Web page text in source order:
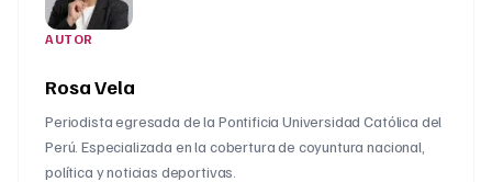
AUTOR
Rosa Vela
Periodista egresada de la Pontificia Universidad Católica del
Perú. Especializada en la cobertura de coyuntura nacional,
política y noticias deportivas.